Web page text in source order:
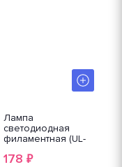
Лампа
светодиодная
филаментная (UL-
10W 4000K
178 ₽